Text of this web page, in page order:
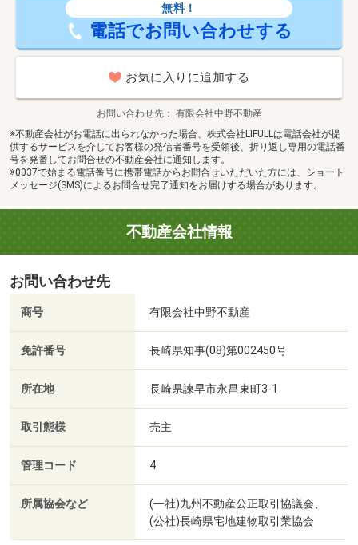
無料！
電話でお問い合わせする
お気に入りに追加する
お問い合わせ先
有限会社中野不動産
※不動産会社がお電話に出られなかった場合、株式会社LIFULLは電話会社が提
供するサービスを介してお客様の発信者番号を受領後、折り返し専用の電話番
号を発番してお問合せの不動産会社に通知します。
※0037で始まる電話番号に携帯電話からお問合せいただいた方には、ショート
メッセージ(SMS)によるお問合せ完了通知をお届けする場合があります。
不動産会社情報
お問い合わせ先
商号 有限会社中野不動産
免許番号 長崎県知事(08)第002450号
所在地 長崎県諫早市永昌東町3-1
取引態様 売主
管理コード 4
所属協会など
(一社)九州不動産公正取引協議会、
(公社)長崎県宅地建物取引業協会